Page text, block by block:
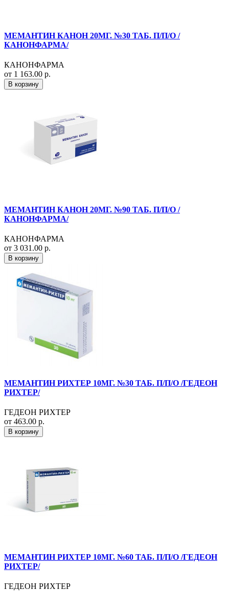
МЕМАНТИН КАНОН 20МГ. №30 ТАБ. П/П/О /
КАНОНФАРМА/
КАНОНФАРМА
от 1 163.00 р.
В корзину
МЕМАНТИН КАНОН 20МГ. №90 ТАБ. П/П/О /
КАНОНФАРМА/
КАНОНФАРМА
от 3 031.00 р.
В корзину
МЕМАНТИН РИХТЕР 10МГ. №30 ТАБ. П/П/О /ГЕДЕОН
РИХТЕР/
ГЕДЕОН РИХТЕР
от 463.00 р.
В корзину
МЕМАНТИН РИХТЕР 10МГ. №60 ТАБ. П/П/О /ГЕДЕОН
РИХТЕР/
ГЕДЕОН РИХТЕР